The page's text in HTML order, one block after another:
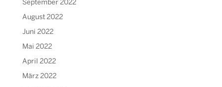
September 2022
August 2022
Juni 2022
Mai 2022
April 2022
März 2022